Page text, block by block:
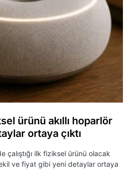
ürünü akıllı hoparlör
ortaya çıktı
çalıştığı ilk fiziksel ürünü olacak
ve fiyat gibi yeni detaylar ortaya